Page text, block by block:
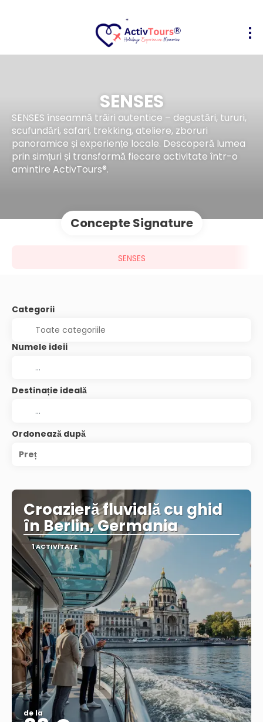
SENSES
SENSES înseamnă trăiri autentice – degustări, tururi,
scufundări, safari, trekking, ateliere, zboruri
panoramice și experiențe locale. Descoperă lumea
prin simțuri și transformă fiecare activitate într-o
amintire ActivTours®.
Concepte Signature
SENSES
Categorii
Numele ideii
Destinație ideală
Ordonează după
Preț
Croazieră fluvială cu ghid
în Berlin, Germania
1 ACTIVITATE
de la